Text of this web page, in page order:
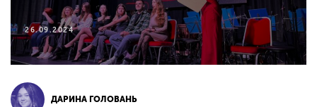
26.09.2024
ДАРИНА ГОЛОВАНЬ